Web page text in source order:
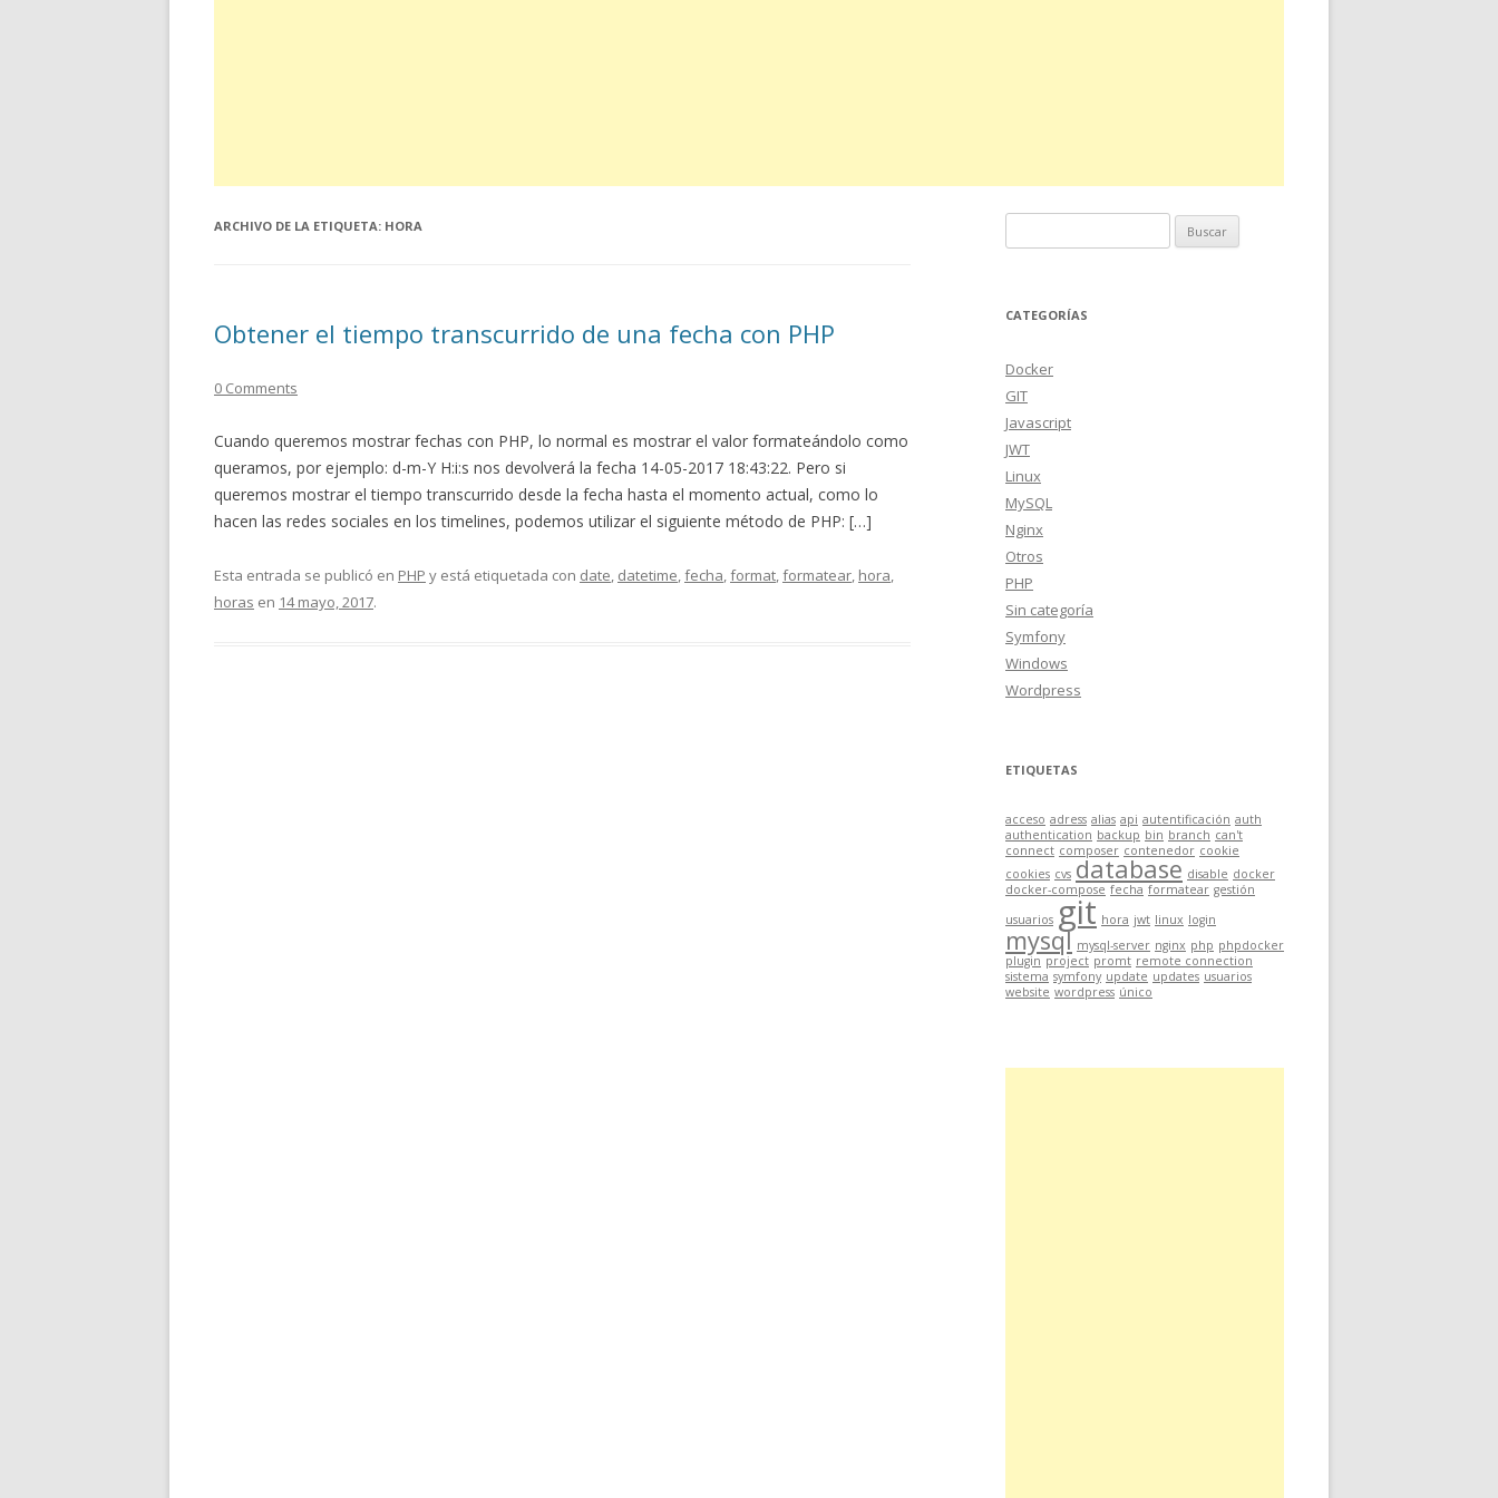
ARCHIVO DE LA ETIQUETA: HORA
Obtener el tiempo transcurrido de una fecha con PHP
0 Comments
Cuando queremos mostrar fechas con PHP, lo normal es mostrar el valor formateándolo como
queramos, por ejemplo: d-m-Y H:i:s nos devolverá la fecha 14-05-2017 18:43:22. Pero si
queremos mostrar el tiempo transcurrido desde la fecha hasta el momento actual, como lo
hacen las redes sociales en los timelines, podemos utilizar el siguiente método de PHP: […]
Esta entrada se publicó en PHP y está etiquetada con date, datetime,fecha,format,formatear, hora,
horas en 14 mayo, 2017.
CATEGORÍAS
Docker
GIT
Javascript
JWT
Linux
MySQL
Nginx
Otros
PHP
Sin categoría
Symfony
Windows
Wordpress
ETIQUETAS
acceso adress alias api autentificación auth
authentication backup bin branch can't
connect composer contenedor cookie
cookies cvs database disable docker
docker-compose fecha formatear gestión
usuarios git hora jwt linux login
mysql mysql-server nginx php phpdocker
plugin project promt remote connection
sistema symfony update updates usuarios
website wordpress único